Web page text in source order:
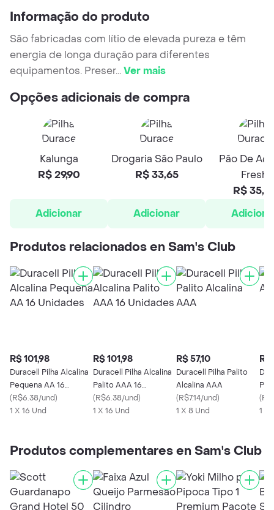
Informação do produto
São fabricadas com lítio de elevada pureza e têm
energia de longa duração para diferentes
equipamentos. Preser...Ver mais
Opções adicionais de compra
Kalunga
R$ 29,90
Adicionar
Drogaria São Paulo
R$ 33,65
Adicionar
Pão De
Fresh
R$
Produtos relacionados en Sam's Club
R$ 101,98
Duracell Pilha Alcalina
Pequena AA 16
Unidades
(R$6.38/und)
1 X 16 Und
R$ 101,98
Duracell Pilha Alcalina
Palito AAA 16
Unidades
(R$6.38/und)
1 X 16 Und
R$ 57,10
Duracell Pilha Palito
Alcalina AAA
(R$7.14/und)
1 X 8 Und
R$
(
1 X
Produtos complementares en Sam's Club